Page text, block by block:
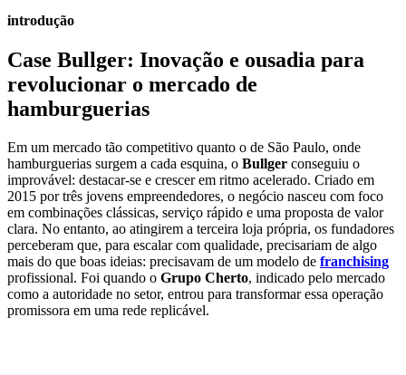
introdução
Case Bullger: Inovação e ousadia para
revolucionar o mercado de
hamburguerias
Em um mercado tão competitivo quanto o de São Paulo, onde
hamburguerias surgem a cada esquina, o Bullger conseguiu o
improvável: destacar-se e crescer em ritmo acelerado. Criado em
2015 por três jovens empreendedores, o negócio nasceu com foco
em combinações clássicas, serviço rápido e uma proposta de valor
clara. No entanto, ao atingirem a terceira loja própria, os fundadores
perceberam que, para escalar com qualidade, precisariam de algo
mais do que boas ideias: precisavam de um modelo de franchising
profissional. Foi quando o Grupo Cherto, indicado pelo mercado
como a autoridade no setor, entrou para transformar essa operação
promissora em uma rede replicável.